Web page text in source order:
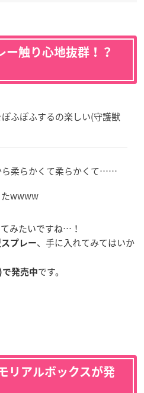
ー触り心地抜群！？
ふぽふするの楽しい(守護獣
ら柔らかくて柔らかくて……
たwwww
みたいですね…！
プレー、手に入れてみてはいか
発売中です。
リアルボックスが発